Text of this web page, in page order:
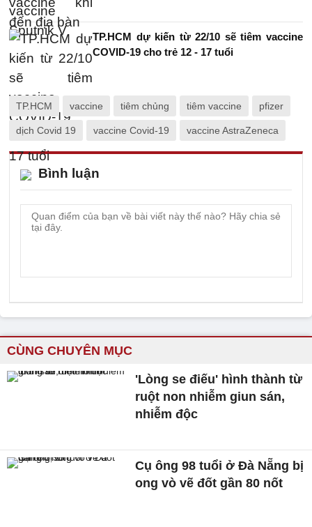
TP.HCM dự kiến từ 22/10 sẽ tiêm vaccine
COVID-19 cho trẻ 12 - 17 tuổi
TP.HCM vaccine tiêm chủng tiêm vaccine pfizer
dịch Covid 19 vaccine Covid-19 vaccine AstraZeneca
Bình luận
CÙNG CHUYÊN MỤC
'Lòng se điếu' hình thành từ
ruột non nhiễm giun sán,
nhiễm độc
Cụ ông 98 tuổi ở Đà Nẵng bị
ong vò vẽ đốt gần 80 nốt